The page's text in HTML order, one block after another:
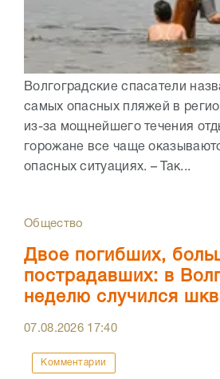
Волгоградские спасатели
самых опасных пляжей в
из-за мощнейшего течения
горожане все чаще
опасных ситуациях. – Так...
Общество
Двое погибших,
пострадавших: в
неделю случился
07.08.2026 17:40
Комментарии